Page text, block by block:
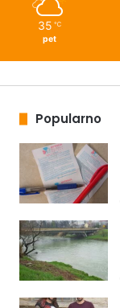
35 ℃
pet
Popularno